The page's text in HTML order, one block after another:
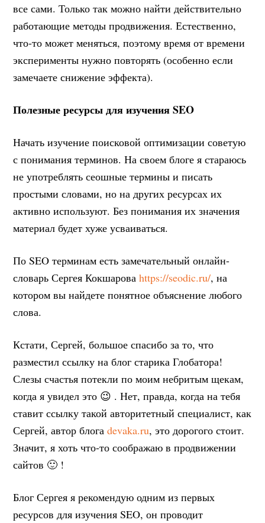
все сами. Только так можно найти действительно
работающие методы продвижения. Естественно,
что-то может меняться, поэтому время от времени
эксперименты нужно повторять (особенно если
замечаете снижение эффекта).
Полезные ресурсы для изучения SEO
Начать изучение поисковой оптимизации советую
с понимания терминов. На своем блоге я стараюсь
не употреблять сеошные термины и писать
простыми словами, но на других ресурсах их
активно используют. Без понимания их значения
материал будет хуже усваиваться.
По SEO терминам есть замечательный онлайн-
словарь Сергея Кокшароваhttps://seodic.ru/, на
котором вы найдете понятное объяснение любого
слова.
Кстати, Сергей, большое спасибо за то, что
разместил ссылку на блог старика Глобатора!
Слезы счастья потекли по моим небритым щекам,
когда я увидел это 😉 . Нет, правда, когда на тебя
ставит ссылку такой авторитетный специалист, как
Сергей, автор блогаdevaka.ru, это дорогого стоит.
Значит, я хоть что-то соображаю в продвижении
сайтов 🙂 !
Блог Сергея я рекомендую одним из первых
ресурсов для изучения SEO, он проводит